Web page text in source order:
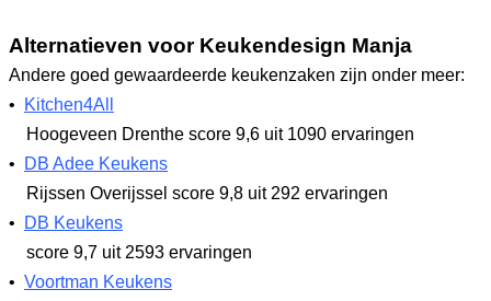
Alternatieven voor Keukendesign Manja
Andere goed gewaardeerde keukenzaken zijn onder meer:
•
Kitchen4All
Hoogeveen Drenthe score 9,6 uit 1090 ervaringen
•
DB Adee Keukens
Rijssen Overijssel score 9,8 uit 292 ervaringen
•
DB Keukens
score 9,7 uit 2593 ervaringen
• Voortman Keukens